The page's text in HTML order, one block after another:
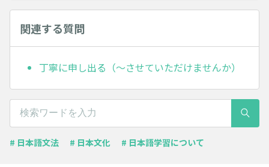
関連する質問
丁寧に申し出る（～させていただけませんか）
# 日本語文法 # 日本文化 # 日本語学習について